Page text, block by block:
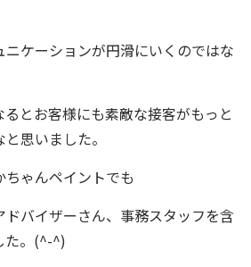
ケーションが円滑にいくのではな
とお客様にも素敵な接客がもっと
思いました。
ゃんペイントでも
バイザーさん、事務スタッフを含
た。(^-^)